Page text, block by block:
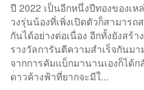
ปี 2022 เป็นอีกหนึ่งปีทองของเห
วงรุ่นน้องที่เพิ่งเปิดตัวก็สามาร
กันได้อย่างต่อเนื่อง อีกทั้งยังสร้
รางวัลการันตีความสำเร็จกันม
จากการคัมแบ็กมานานเองก็ได้
ดาวค้างฟ้าที่ยากจะมีใ...